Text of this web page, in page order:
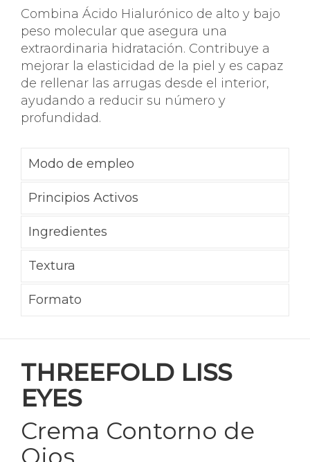
Combina Ácido Hialurónico de alto y bajo
peso molecular que asegura una
extraordinaria hidratación. Contribuye a
mejorar la elasticidad de la piel y es capaz
de rellenar las arrugas desde el interior,
ayudando a reducir su número y
profundidad.
Modo de empleo
Principios Activos
Ingredientes
Textura
Formato
THREEFOLD LISS
EYES
Crema Contorno de